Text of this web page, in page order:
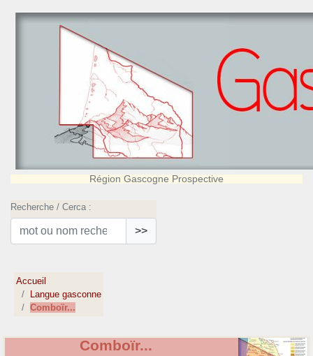
Région Gascogne Prospective
Recherche / Cerca :
>>
Accueil
Langue gasconne
Comboïr...
Comboïr...